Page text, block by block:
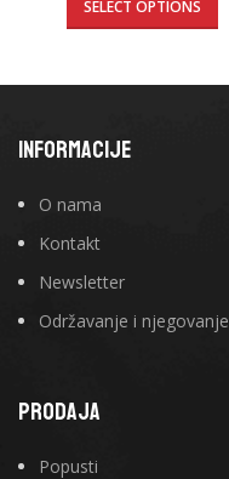
SELECT OPTIONS
INFORMACIJE
O nama
Kontakt
Newsletter
Održavanje i njegovanje
PRODAJA
Popusti